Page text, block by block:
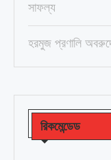
সাফল্য
হরমুজ প্রণালি
রিকমেন্ডেড